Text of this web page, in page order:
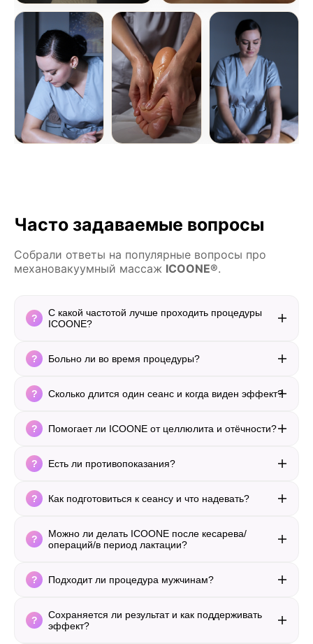
Часто задаваемые вопросы
Собрали ответы на популярные вопросы про
механовакуумный массаж ICOONE®.
С какой частотой лучше проходить процедуры
ICOONE?
Больно ли во время процедуры?
Сколько длится один сеанс и когда виден эффект?
Помогает ли ICOONE от целлюлита и отёчности?
Есть ли противопоказания?
Как подготовиться к сеансу и что надевать?
Можно ли делать ICOONE после кесарева/
операций/в период лактации?
Подходит ли процедура мужчинам?
Сохраняется ли результат и как поддерживать
эффект?